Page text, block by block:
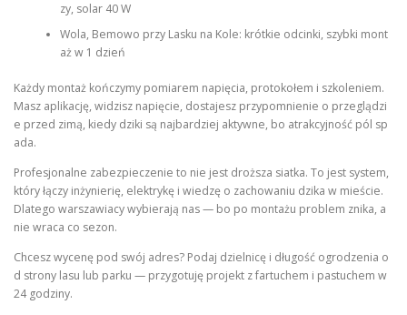
zy, solar 40 W
Wola, Bemowo przy Lasku na Kole: krótkie odcinki, szybki mont
aż w 1 dzień
Każdy montaż kończymy pomiarem napięcia, protokołem i szkoleniem.
Masz aplikację, widzisz napięcie, dostajesz przypomnienie o przeglądzi
e przed zimą, kiedy dziki są najbardziej aktywne, bo atrakcyjność pól sp
ada.
Profesjonalne zabezpieczenie to nie jest droższa siatka. To jest system,
który łączy inżynierię, elektrykę i wiedzę o zachowaniu dzika w mieście.
Dlatego warszawiacy wybierają nas — bo po montażu problem znika, a
nie wraca co sezon.
Chcesz wycenę pod swój adres? Podaj dzielnicę i długość ogrodzenia o
d strony lasu lub parku — przygotuję projekt z fartuchem i pastuchem w
24 godziny.